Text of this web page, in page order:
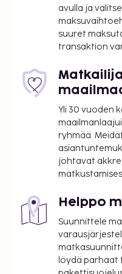
palveluihin sisältyvät
hierontapalvelut,
Vietä rento päivä
auringonottoon,
palvelut:
hotellin palveluihin
langaton
lastenvahti
nähtävyyksille
kuljetuksilla
asiakkailleen
huonepalvelu
mukaan valmistettu
klo 7.30–10.00. Tämä
virallisen
Majoituspaikka
avulla ja
suuret
transaktion
Yli 30 vuoden
ryhmää.
johtavat
Helppo
Suunnittele
löydä parhaat